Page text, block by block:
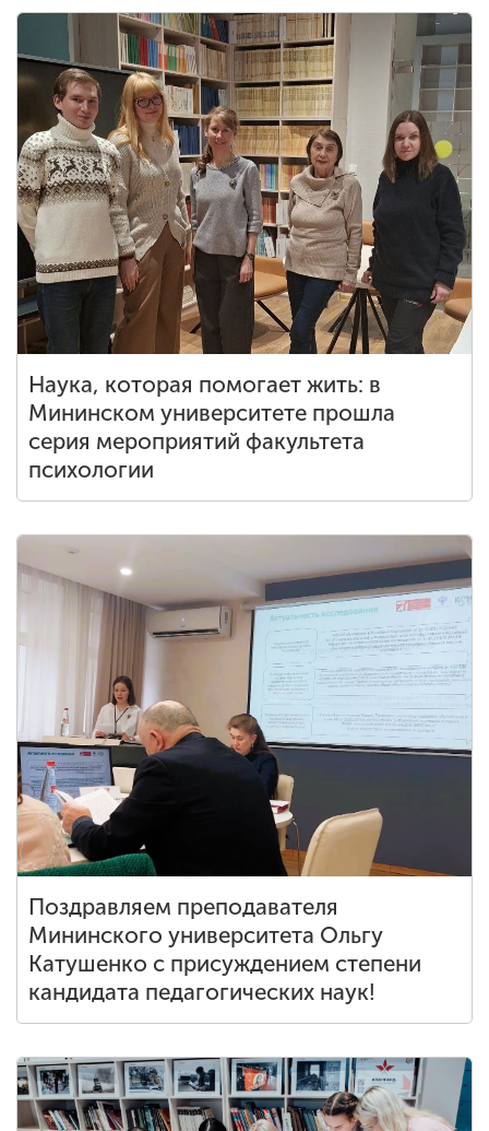
Наука, которая помогает жить: в
Мининском университете прошла
серия мероприятий факультета
психологии
Поздравляем преподавателя
Мининского университета Ольгу
Катушенко с присуждением степени
кандидата педагогических наук!